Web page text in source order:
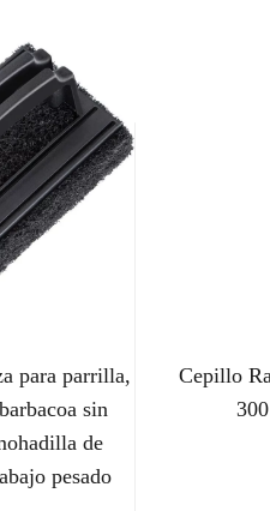
para parrilla,
sin
de
pesado
Cepillo